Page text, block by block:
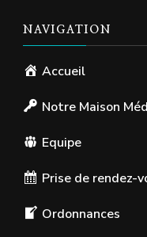
NAVIGATION
Accueil
Notre Maison
Equipe
Prise de rendez-
Ordonnances